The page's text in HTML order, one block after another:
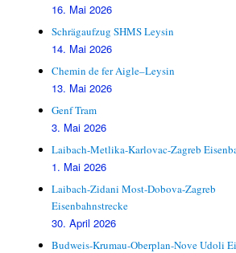
16. Mai 2026
Schrägaufzug SHMS Leysin
14. Mai 2026
Chemin de fer Aigle–Leysin
13. Mai 2026
Genf Tram
3. Mai 2026
Laibach-Metlika-Karlovac-Zagreb
1. Mai 2026
Laibach-Zidani Most-Dobova-Zagreb
Eisenbahnstrecke
30. April 2026
Budweis-Krumau-Oberplan-Nove Udoli